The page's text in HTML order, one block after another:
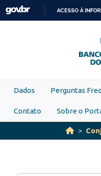
Skip to main content
ACESSO À
Dados Perguntas
Contato Sobre o